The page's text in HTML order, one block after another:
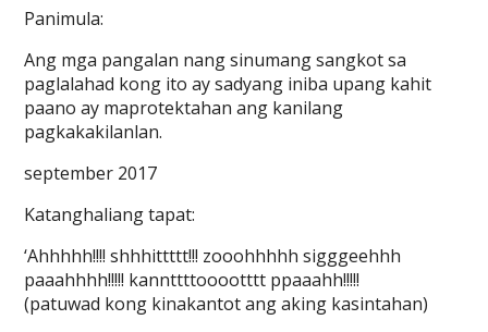
Panimula:
Ang mga pangalan nang sinumang sangkot sa
paglalahad kong ito ay sadyang iniba upang kahit
paano ay maprotektahan ang kanilang
pagkakakilanlan.
september 2017
Katanghaliang tapat:
‘Ahhhhh!!!! shhhittttt!!! zooohhhhh sigggeehhh
paaahhhh!!!!! kannttttooootttt ppaaahh!!!!!
(patuwad kong kinakantot ang aking kasintahan)